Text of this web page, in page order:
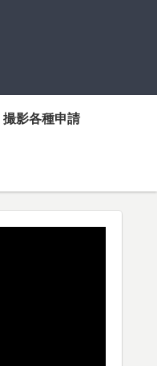
撮影各種申請